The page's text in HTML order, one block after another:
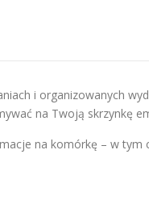
i organizowanych
na Twoją skrzynkę
na komórkę – w tym